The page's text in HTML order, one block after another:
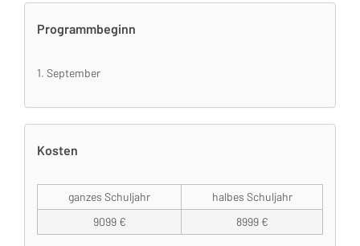
Programmbeginn
1. September
Kosten
ganzes Schuljahr
halbes Schuljahr
9099 €
8999 €